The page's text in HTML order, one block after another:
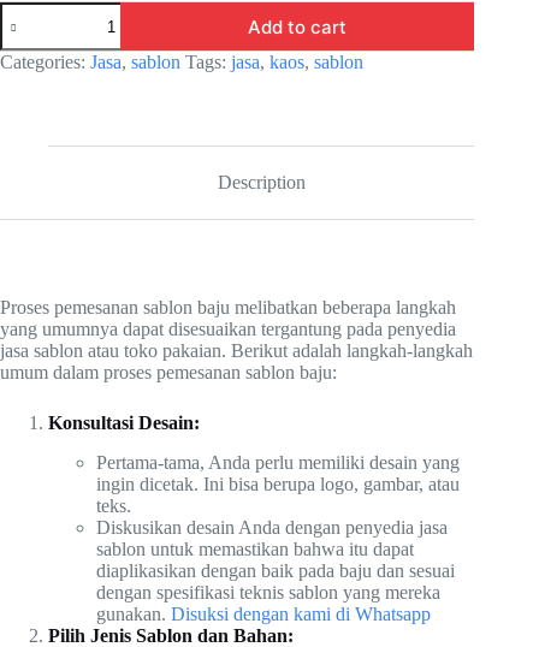
Sablon
Kaos
Free
Design
Add to cart
Categories: Jasa, sablon Tags: jasa, kaos, sablon
Description
Proses pemesanan sablon baju melibatkan beberapa langkah
yang umumnya dapat disesuaikan tergantung pada penyedia
jasa sablon atau toko pakaian. Berikut adalah langkah-langkah
umum dalam proses pemesanan sablon baju:
Konsultasi Desain:
Pertama-tama, Anda perlu memiliki desain yang
ingin dicetak. Ini bisa berupa logo, gambar, atau
teks.
Diskusikan desain Anda dengan penyedia jasa
sablon untuk memastikan bahwa itu dapat
diaplikasikan dengan baik pada baju dan sesuai
dengan spesifikasi teknis sablon yang mereka
gunakan. Disuksi dengan kami di Whatsapp
Pilih Jenis Sablon dan Bahan: